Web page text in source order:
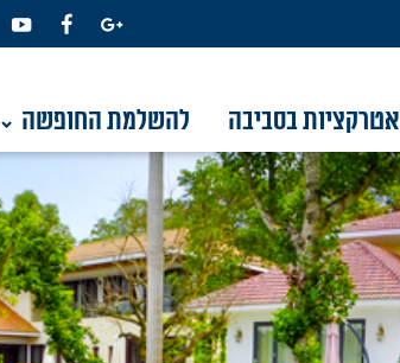
אטרקציות בסביבה להשלמת החופשה